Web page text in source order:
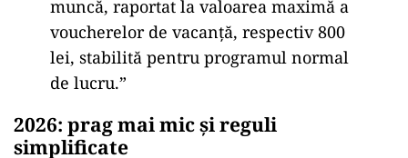
muncă, raportat la valoarea maximă a
voucherelor de vacanţă, respectiv 800
lei, stabilită pentru programul normal
de lucru.”
2026: prag mai mic și reguli
simplificate